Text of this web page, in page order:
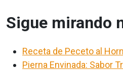
Sigue mirando
Receta de Peceto al
Pierna Envinada: Sabor